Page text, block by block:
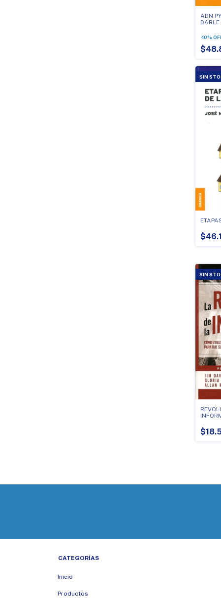
ADN
DARLE
-10%
SIN
SIN
CATEGORÍAS
Inicio
Productos